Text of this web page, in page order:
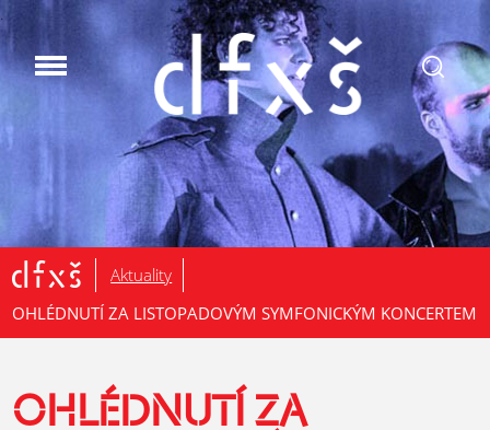
.
Aktuality
OHLÉDNUTÍ ZA LISTOPADOVÝM SYMFONICKÝM KONCERTEM
OHLÉDNUTÍ ZA